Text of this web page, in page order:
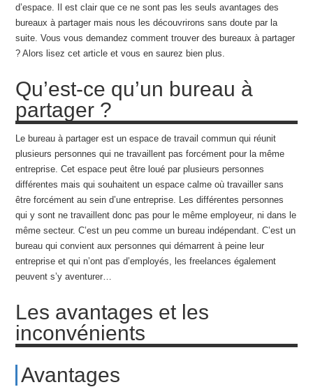
d’espace. Il est clair que ce ne sont pas les seuls avantages des
bureaux à partager mais nous les découvrirons sans doute par la
suite. Vous vous demandez comment trouver des bureaux à partager
? Alors lisez cet article et vous en saurez bien plus.
Qu’est-ce qu’un bureau à
partager ?
Le bureau à partager est un espace de travail commun qui réunit
plusieurs personnes qui ne travaillent pas forcément pour la même
entreprise. Cet espace peut être loué par plusieurs personnes
différentes mais qui souhaitent un espace calme où travailler sans
être forcément au sein d’une entreprise. Les différentes personnes
qui y sont ne travaillent donc pas pour le même employeur, ni dans le
même secteur. C’est un peu comme un bureau indépendant. C’est un
bureau qui convient aux personnes qui démarrent à peine leur
entreprise et qui n’ont pas d’employés, les freelances également
peuvent s’y aventurer…
Les avantages et les
inconvénients
Avantages